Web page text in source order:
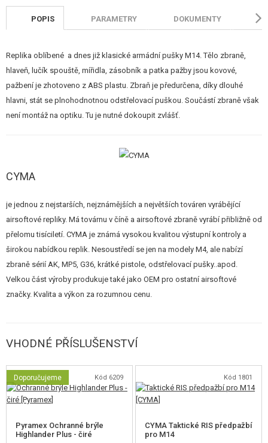
SLEVY, AKCE
KONTAKT
POPIS PARAMETRY DOKUMENTY
Replika oblíbené a dnes již klasické armádní pušky M14. Tělo zbraně,
hlaveň, lučík spouště, mířidla, zásobník a patka pažby jsou kovové,
pažbení je zhotoveno z ABS plastu. Zbraň je předurčena, díky dlouhé
hlavni, stát se plnohodnotnou odstřelovací puškou. Součástí zbraně však
není montáž na optiku. Tu je nutné dokoupit zvlášť.
CYMA
je jednou z nejstarších, nejznámějších a největších továren vyrábějící
airsoftové repliky. Má továrnu v číně a airsoftové zbraně vyrábí přibližně od
přelomu tisíciletí. CYMA je známá vysokou kvalitou výstupní kontroly a
širokou nabídkou replik. Nesoustředí se jen na modely M4, ale nabízí
zbraně sérií AK, MP5, G36, krátké pistole, odstřelovací pušky..apod.
Velkou část výroby produkuje také jako OEM pro ostatní airsoftové
značky. Kvalita a výkon za rozumnou cenu.
VHODNÉ PŘÍSLUŠENSTVÍ
Doporučujeme Kód 6209
Pyramex Ochranné brýle
Highlander Plus - čiré
Kód 1801
CYMA Taktické RIS předpažbí
pro M14